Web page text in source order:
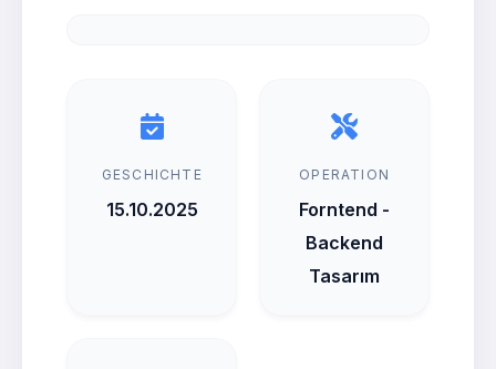
GESCHICHTE
15.10.2025
OPERATION
Forntend -
Backend
Tasarım